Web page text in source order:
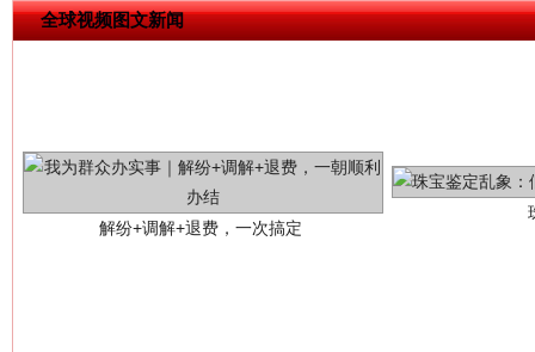
全球视频图文新闻